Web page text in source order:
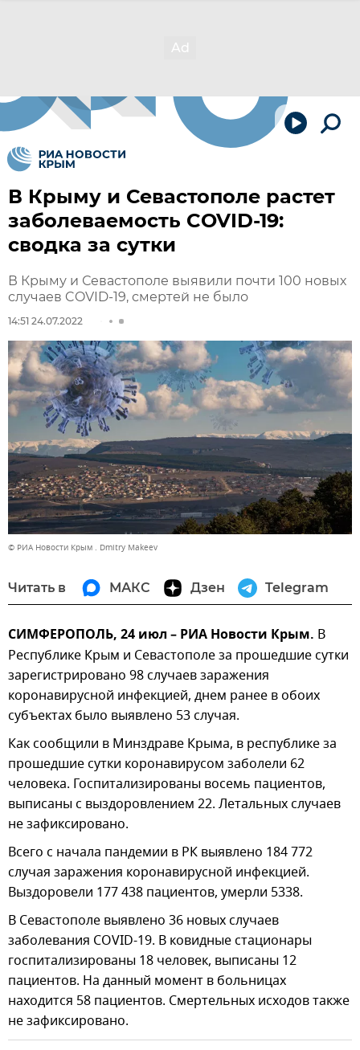
В Крыму и Севастополе растет
заболеваемость COVID-19:
сводка за сутки
В Крыму и Севастополе выявили почти 100 новых
случаев COVID-19, смертей не было
14:51 24.07.2022
© РИА Новости Крым . Dmitry Makeev
Читать в МАКС Дзен Telegram
СИМФЕРОПОЛЬ, 24 июл – РИА Новости Крым. В
Республике Крым и Севастополе за прошедшие сутки
зарегистрировано 98 случаев заражения
коронавирусной инфекцией, днем ранее в обоих
субъектах было выявлено 53 случая.
Как сообщили в Минздраве Крыма, в республике за
прошедшие сутки коронавирусом заболели 62
человека. Госпитализированы восемь пациентов,
выписаны с выздоровлением 22. Летальных случаев
не зафиксировано.
Всего с начала пандемии в РК выявлено 184 772
случая заражения коронавирусной инфекцией.
Выздоровели 177 438 пациентов, умерли 5338.
В Севастополе выявлено 36 новых случаев
заболевания COVID-19. В ковидные стационары
госпитализированы 18 человек, выписаны 12
пациентов. На данный момент в больницах
находится 58 пациентов. Смертельных исходов также
не зафиксировано.